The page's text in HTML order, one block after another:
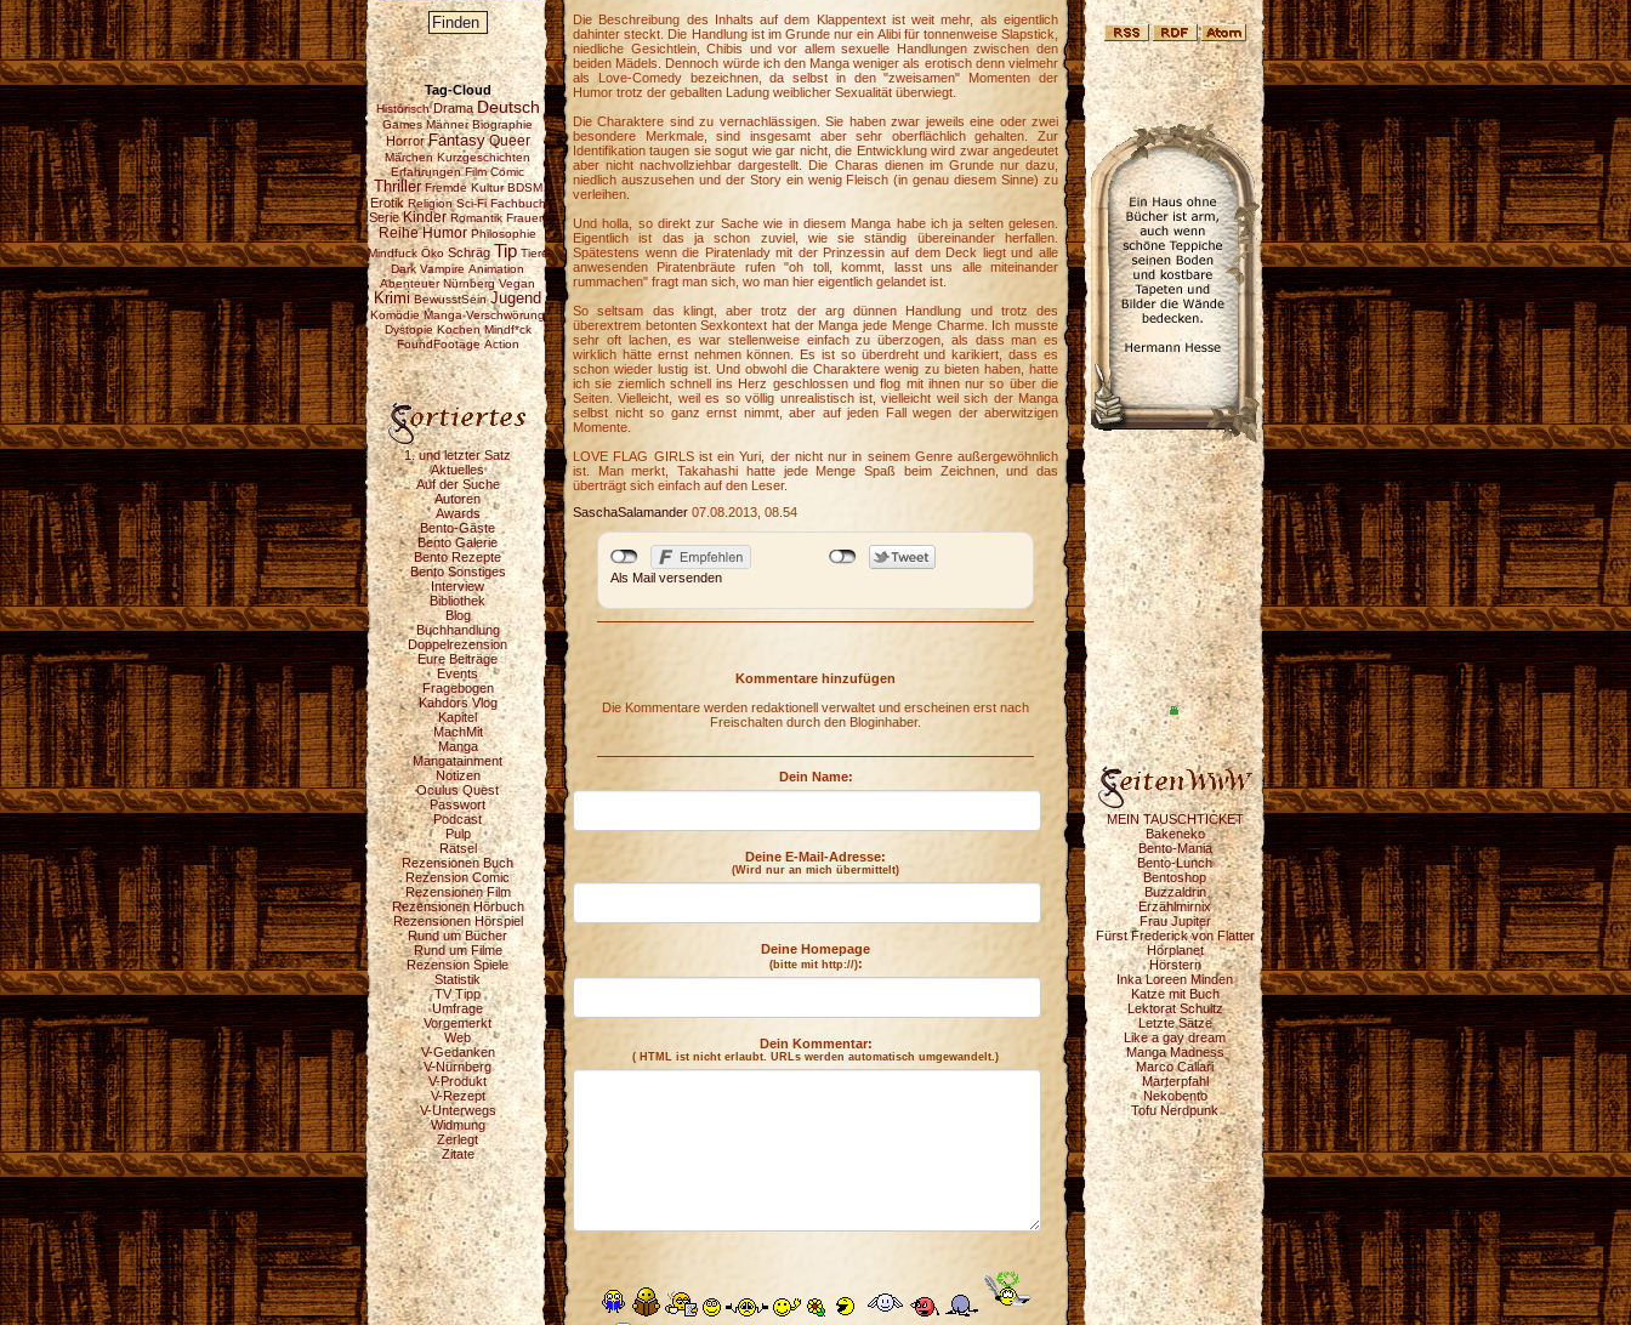
Tag-Cloud
Historisch Drama Deutsch
Games Männer Biographie
Horror Fantasy Queer
Märchen Kurzgeschichten
Erfahrungen Film Comic
Thriller Fremde Kultur BDSM
Erotik Religion Sci-Fi Fachbuch
Serie Kinder Romantik Frauen
Reihe Humor Philosophie
Mindfuck Öko Schräg Tip Tiere
Dark Vampire Animation
Abenteuer Nürnberg Vegan
Krimi BewusstSein Jugend
Komödie Manga Verschwörung
Dystopie Kochen Mindf*ck
FoundFootage Action
1. und letzter Satz
Aktuelles
Auf der Suche
Autoren
Awards
Bento-Gäste
Bento Galerie
Bento Rezepte
Bento Sonstiges
Interview
Bibliothek
Blog
Buchhandlung
Doppelrezension
Eure Beiträge
Events
Fragebogen
Kahdors Vlog
Kapitel
MachMit
Manga
Mangatainment
Notizen
Oculus Quest
Passwort
Podcast
Pulp
Rätsel
Rezensionen Buch
Rezension Comic
Rezensionen Film
Rezensionen Hörbuch
Rezensionen Hörspiel
Rund um Bücher
Rund um Filme
Rezension Spiele
Statistik
TV Tipp
Umfrage
Vorgemerkt
Web
V-Gedanken
V-Nürnberg
V-Produkt
V-Rezept
V-Unterwegs
Widmung
Zerlegt
Zitate
Die Beschreibung des Inhalts auf dem Klappentext ist weit mehr, als eigentlich
dahinter steckt. Die Handlung ist im Grunde nur ein Alibi für tonnenweise Slapstick,
niedliche Gesichtlein, Chibis und vor allem sexuelle Handlungen zwischen den
beiden Mädels. Dennoch würde ich den Manga weniger als erotisch denn vielmehr
als Love-Comedy bezeichnen, da selbst in den "zweisamen" Momenten der
Humor trotz der geballten Ladung weiblicher Sexualität überwiegt.
Die Charaktere sind zu vernachlässigen. Sie haben zwar jeweils eine oder zwei
besondere Merkmale, sind insgesamt aber sehr oberflächlich gehalten. Zur
Identifikation taugen sie sogut wie gar nicht, die Entwicklung wird zwar angedeutet
aber nicht nachvollziehbar dargestellt. Die Charas dienen im Grunde nur dazu,
niedlich auszusehen und der Story ein wenig Fleisch (in genau diesem Sinne) zu
verleihen.
Und holla, so direkt zur Sache wie in diesem Manga habe ich ja selten gelesen.
Eigentlich ist das ja schon zuviel, wie sie ständig übereinander herfallen.
Spätestens wenn die Piratenlady mit der Prinzessin auf dem Deck liegt und alle
anwesenden Piratenbräute rufen "oh toll, kommt, lasst uns alle miteinander
rummachen" fragt man sich, wo man hier eigentlich gelandet ist.
So seltsam das klingt, aber trotz der arg dünnen Handlung und trotz des
überextrem betonten Sexkontext hat der Manga jede Menge Charme. Ich musste
sehr oft lachen, es war stellenweise einfach zu überzogen, als dass man es
wirklich hätte ernst nehmen können. Es ist so überdreht und karikiert, dass es
schon wieder lustig ist. Und obwohl die Charaktere wenig zu bieten haben, hatte
ich sie ziemlich schnell ins Herz geschlossen und flog mit ihnen nur so über die
Seiten. Vielleicht, weil es so völlig unrealistisch ist, vielleicht weil sich der Manga
selbst nicht so ganz ernst nimmt, aber auf jeden Fall wegen der aberwitzigen
Momente.
LOVE FLAG GIRLS ist ein Yuri, der nicht nur in seinem Genre außergewöhnlich
ist. Man merkt, Takahashi hatte jede Menge Spaß beim Zeichnen, und das
überträgt sich einfach auf den Leser.
SaschaSalamander 07.08.2013, 08.54
Als Mail versenden
Kommentare hinzufügen
Die Kommentare werden redaktionell verwaltet und erscheinen erst nach
Freischalten durch den Bloginhaber.
Dein Name:
Deine E-Mail-Adresse:
(Wird nur an mich übermittelt)
Deine Homepage
(bitte mit http://):
Dein Kommentar:
( HTML ist nicht erlaubt. URLs werden automatisch umgewandelt.)
MEIN TAUSCHTICKET
Bakeneko
Bento-Mania
Bento-Lunch
Bentoshop
Buzzaldrin
Erzählmirnix
Frau Jupiter
Fürst Frederick von Flatter
Hörplanet
Hörstern
Inka Loreen Minden
Katze mit Buch
Lektorat Schultz
Letzte Sätze
Like a gay dream
Manga Madness
Marco Callari
Marterpfahl
Nekobento
Tofu Nerdpunk